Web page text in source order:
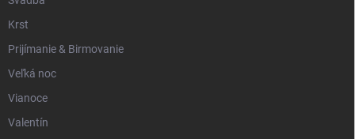
Krst
Prijímanie & Birmovanie
Veľká noc
Vianoce
Valentín